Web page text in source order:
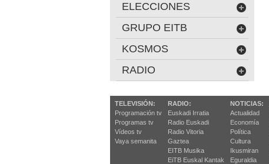
ELECCIONES
GRUPO EITB
KOSMOS
RADIO
TELEVISIÓN:
Programación tv
Programas tv
Vídeos tv
Vaya semanita
RADIO:
Euskadi Irratia
Radio Euskadi
Radio Vitoria
Gaztea
EITB Musika
EiTB Euskal Kantak
NOTICIAS:
Actualidad
Economía
Política
Cultura
Ikusmiran
Eguraldia